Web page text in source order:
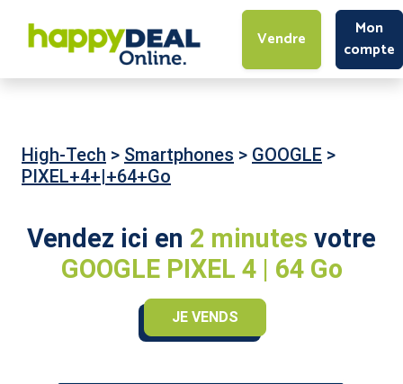
Vendre
Mon
compte
High-Tech > Smartphones > GOOGLE >
PIXEL+4+|+64+Go
Vendez ici en 2 minutes votre
GOOGLE PIXEL 4 | 64 Go
JE VENDS